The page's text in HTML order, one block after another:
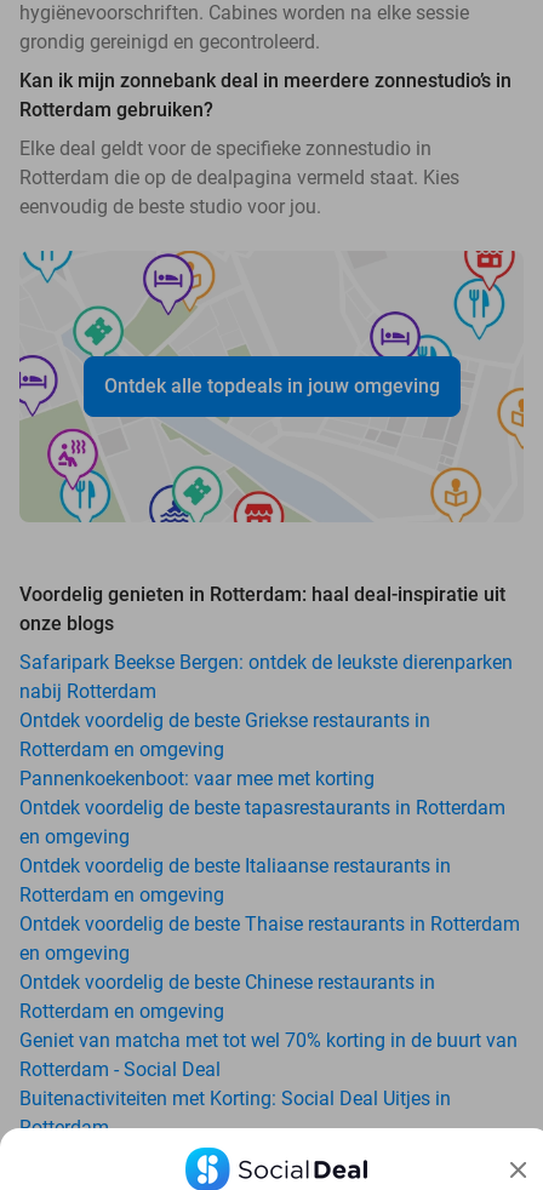
hygiënevoorschriften. Cabines worden na elke sessie
grondig gereinigd en gecontroleerd.
Kan ik mijn zonnebank deal in meerdere zonnestudio’s in
Rotterdam gebruiken?
Elke deal geldt voor de specifieke zonnestudio in
Rotterdam die op de dealpagina vermeld staat. Kies
eenvoudig de beste studio voor jou.
Ontdek alle topdeals in jouw omgeving
Voordelig genieten in Rotterdam: haal deal-inspiratie uit
onze blogs
Safaripark Beekse Bergen: ontdek de leukste dierenparken
nabij Rotterdam
Ontdek voordelig de beste Griekse restaurants in
Rotterdam en omgeving
Pannenkoekenboot: vaar mee met korting
Ontdek voordelig de beste tapasrestaurants in Rotterdam
en omgeving
Ontdek voordelig de beste Italiaanse restaurants in
Rotterdam en omgeving
Ontdek voordelig de beste Thaise restaurants in Rotterdam
en omgeving
Ontdek voordelig de beste Chinese restaurants in
Rotterdam en omgeving
Geniet van matcha met tot wel 70% korting in de buurt van
Rotterdam - Social Deal
Buitenactiviteiten met Korting: Social Deal Uitjes in
Rotterdam
Ga voordelig de padelbaan op met Social Deal in de buurt